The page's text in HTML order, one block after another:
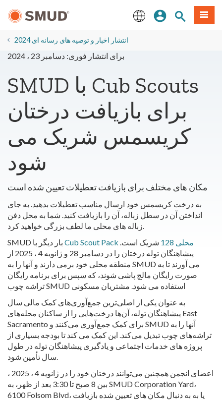
اصلی
ورودسایتمنو
2024 انتشار اخبار و توصیه های رسانه ای
برای انتشار فوری: دسامبر 23 ، 2024
SMUD با Cub Scouts
برای بازیافت درختان
کریسمس شریک می
شود
مکان های مختلف برای بازیافت تعطیلات تعیین شده است
به درخت کریسمس خود ارسال مناسب تعطیلات بدهید. به جای
انداختن آن در سطل زباله، آن را بازیافت کنید. شما به محل دفن
زباله های محلی ما لطف بزرگی خواهید کرد.
Cub Scout Pack محلی 128
شریک است.
پیشاهنگان توله درختان را در دسامبر 28 و ژانویه 4 ، 2025 از
منطقه محلی خود برمی دارند و آنها را به SMUD می آورند تا به
صورت رایگان مالچ پاشی شوند، که سپس برای برنامه رایگان
تراشه چوب SMUD استفاده می شود. مشتریان مسکونی
به عنوان یکی از اصلی‌ترین جمع‌آوری‌های کمک مالی سال
پیشاهنگان توله، آن‌ها درخت‌هایی را از ساکنان محله‌های East
Sacramento برای کمک جمع‌آوری می‌کنند و SMUD آنها را به
تراشه‌های چوب تبدیل می‌کند. این کمک می کند تا بودجه بسیاری از
پروژه های خدمات اجتماعی و یادگیری پیشاهنگان توله در طول
سال تأمین شود.
اعضای انجمن همچنین می‌توانند درختان خود را در ژانویه 4 ، 2025 ،
بین 8 صبح تا 3:30 بعد از ظهر، به SMUD Corporation Yard،
6100 Folsom Blvd، یا به به دنبال مکان های تعیین شده بازیافت